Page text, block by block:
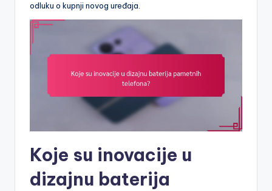
odluku o kupnji novog uređaja.
Koje su inovacije u
dizajnu baterija